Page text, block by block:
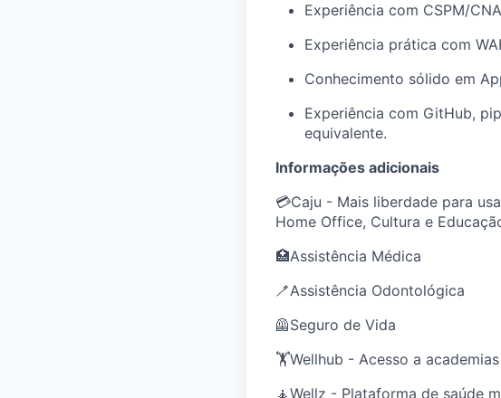
Experiência com CSPM/
Experiência prática com
Conhecimento sólido em
Experiência com GitHub,
equivalente.
Informações adicionais
💳Caju - Mais liberdade para
Home Office, Cultura e
🏥Assistência Médica
🪥Assistência Odontológica
🦺Seguro de Vida
🏋️Wellhub - Acesso a
🧘Wellz - Plataforma de saúde